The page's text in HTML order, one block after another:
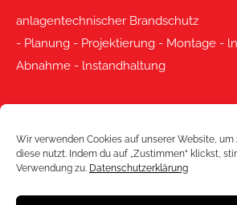
Wir verwenden Cookies auf unserer Website,
diese nutzt. Indem du auf „Zustimmen“ klickst,
Verwendung zu. Datenschutzerklärung
anlagentechnischer Brandschutz
- Planung - Projektierung - Montage -
Abnahme - lnstandhaltung
©2026 Weinke